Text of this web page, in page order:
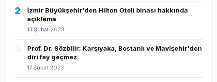
2
İzmir Büyükşehir'den Hilton Oteli binası hakkında
açıklama
13 Şubat 2023
Prof. Dr. Sözbilir: Karşıyaka, Bostanlı ve Mavişehir'den
diri fay geçmez
17 Şubat 2023